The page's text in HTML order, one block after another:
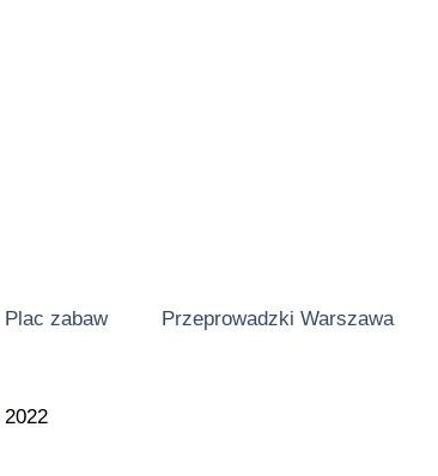
Plac zabaw Przeprowadzki Warszawa
2022